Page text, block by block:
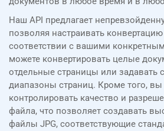
Наш API предлагает
позволяя настраивать конвертацию
соответствии с вашими
можете конвертировать целые
отдельные страницы или задавать
диапазоны страниц. Кроме того,
контролировать качество и
файла, что позволяет создавать
файлы JPG, соответствующие